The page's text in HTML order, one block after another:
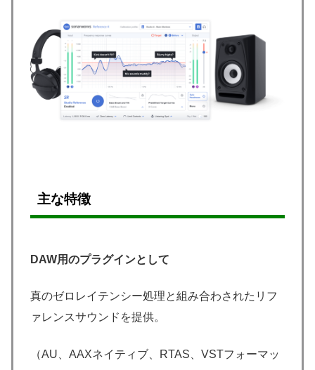
主な特徴
DAW用のプラグインとして
真のゼロレイテンシー処理と組み合わされたリフ
ァレンスサウンドを提供。
（AU、AAXネイティブ、RTAS、VSTフォーマッ